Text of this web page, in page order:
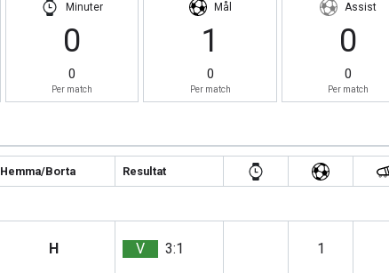
Minuter
0
0
Per match
Mål
1
0
Per match
Assist
0
0
Per match
Hemma/Borta Resultat
H V 3:1 1